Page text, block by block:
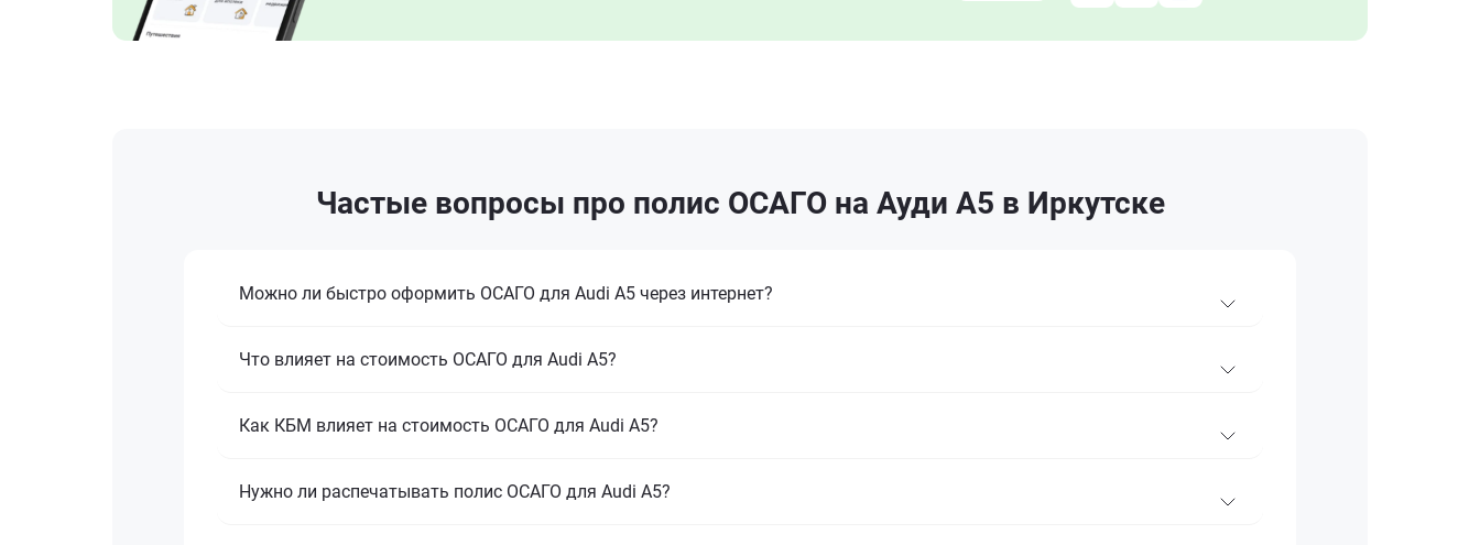
Частые вопросы про полис ОСАГО на Ауди А5 в Иркутске
Можно ли быстро оформить ОСАГО для Audi A5 через интернет?
Что влияет на стоимость ОСАГО для Audi A5?
Как КБМ влияет на стоимость ОСАГО для Audi A5?
Нужно ли распечатывать полис ОСАГО для Audi A5?